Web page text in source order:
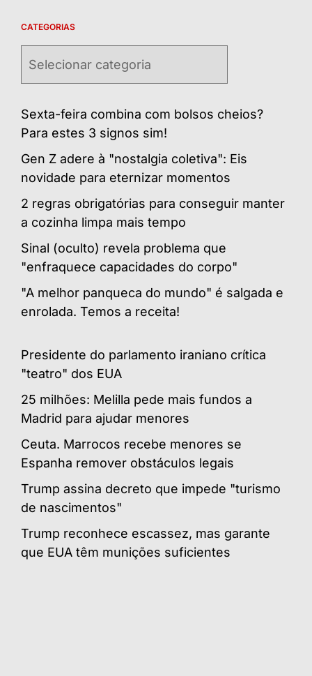
CATEGORIAS
Sexta-feira combina com bolsos cheios?
Para estes 3 signos sim!
Gen Z adere à "nostalgia coletiva": Eis
novidade para eternizar momentos
2 regras obrigatórias para conseguir manter
a cozinha limpa mais tempo
Sinal (oculto) revela problema que
"enfraquece capacidades do corpo"
"A melhor panqueca do mundo" é salgada e
enrolada. Temos a receita!
Presidente do parlamento iraniano crítica
"teatro" dos EUA
25 milhões: Melilla pede mais fundos a
Madrid para ajudar menores
Ceuta. Marrocos recebe menores se
Espanha remover obstáculos legais
Trump assina decreto que impede "turismo
de nascimentos"
Trump reconhece escassez, mas garante
que EUA têm munições suficientes